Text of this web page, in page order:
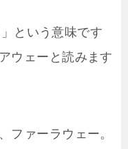
という意味です
ウェーと読みます
ファーラウェー。